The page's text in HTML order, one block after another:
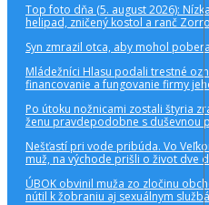
Top foto dňa (5. august 2026):
helipad, zničený kostol a ranč Zorro
Syn zmrazil otca, aby mohol
Mládežníci Hlasu podali trestné
financovanie a fungovanie firmy
Po útoku nožnicami zostali štyria
ženu pravdepodobne s duševnou
Nešťastí pri vode pribúda. Vo
muž, na východe prišli o život dve
ÚBOK obvinil muža zo zločinu
nútil k žobraniu aj sexuálnym